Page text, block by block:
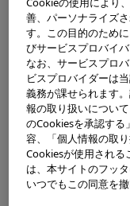
善、パーソナライズ
す。この目的のため
びサービスプロバイ
なお、サービスプロ
ビスプロバイダーは
義務が課せられます
報の取り扱いについ
のCookiesを承認する
容、「個人情報の取
Cookiesが使用される
は、本サイトのフッ
いつでもこの同意を